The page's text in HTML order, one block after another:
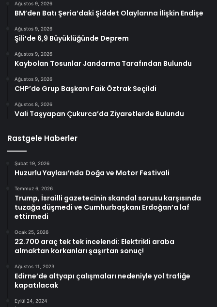
Ağustos 9, 2026
BM’den Batı Şeria’daki Şiddet Olaylarına İlişkin Endişe
Ağustos 9, 2026
Şili’de 6,9 Büyüklüğünde Deprem
Ağustos 9, 2026
Kaybolan Tosunlar Jandarma Tarafından Bulundu
Ağustos 9, 2026
CHP’de Grup Başkanı Faik Öztrak Seçildi
Ağustos 8, 2026
Vali Taşyapan Çukurca’da Ziyaretlerde Bulundu
Rastgele Haberler
Şubat 19, 2026
Huzurlu Yaylası’nda Doğa ve Motor Festivali
Temmuz 6, 2026
Trump, İsrailli gazetecinin skandal sorusu karşısında
tuzağa düşmedi ve Cumhurbaşkanı Erdoğan’a laf
ettirmedi
Ocak 25, 2026
22.700 araç tek tek incelendi: Elektrikli araba
almaktan korkanları şaşırtan sonuç!
Ağustos 11, 2023
Edirne’de altyapı çalışmaları nedeniyle yol trafiğe
kapatılacak
Eylül 24, 2024